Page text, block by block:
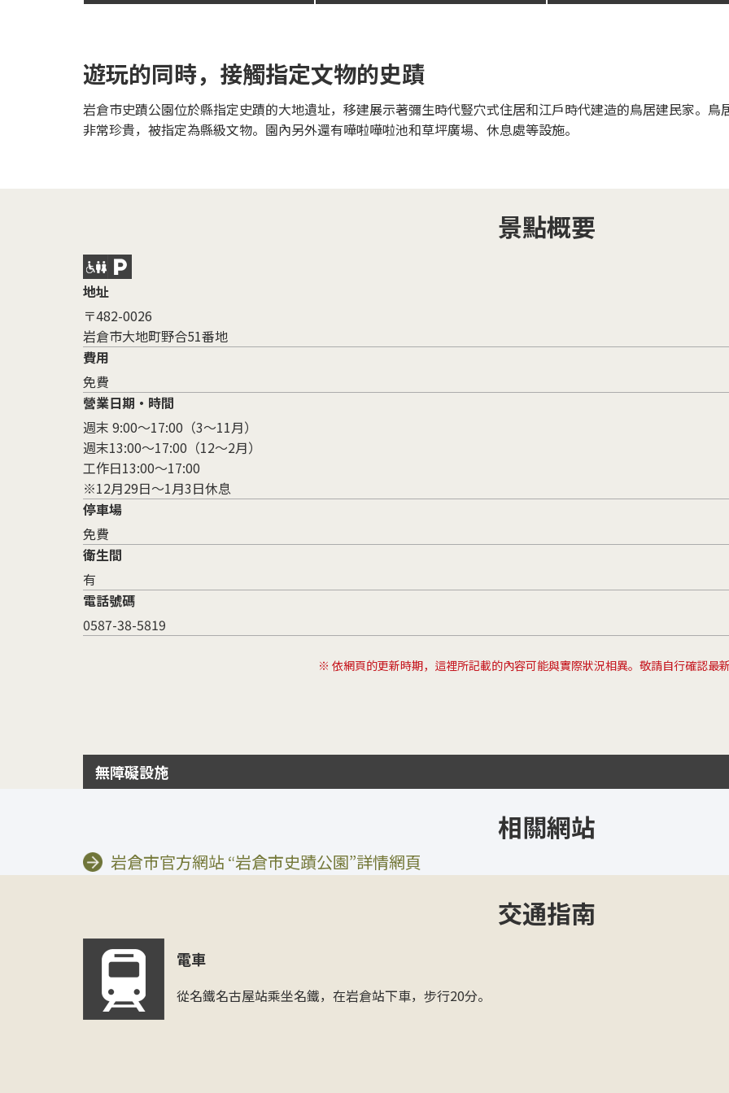
遊玩的同時，接觸指定文物的史蹟
岩倉市史蹟公園位於縣指定史蹟的大地遺址，移建展示著彌生時代豎穴式住居和江戶時代建造的鳥居建民家。鳥
非常珍貴，被指定為縣級文物。園內另外還有嘩啦嘩啦池和草坪廣場、休息處等設施。
景點概要
地址
〒482-0026
岩倉市大地町野合51番地
費用
免費
營業日期・時間
週末 9:00～17:00（3～11月）
週末13:00～17:00（12～2月）
工作日13:00～17:00
※12月29日～1月3日休息
停車場
免費
衛生間
有
電話號碼
0587-38-5819
※ 依網頁的更新時期，這裡所記載的內容可能與實際狀況相異。敬請自行確認最新
無障礙設施
相關網站
岩倉市官方網站 “岩倉市史蹟公園”詳情網頁
交通指南
電車
從名鐵名古屋站乘坐名鐵，在岩倉站下車，步行20分。